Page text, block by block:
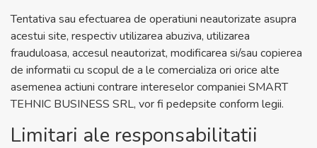
Tentativa sau efectuarea de operatiuni neautorizate asupra
acestui site, respectiv utilizarea abuziva, utilizarea
frauduloasa, accesul neautorizat, modificarea si/sau copierea
de informatii cu scopul de a le comercializa ori orice alte
asemenea actiuni contrare intereselor companiei SMART
TEHNIC BUSINESS SRL, vor fi pedepsite conform legii.
Limitari ale responsabilitatii